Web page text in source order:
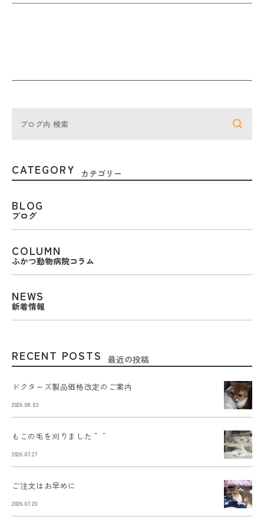
CATEGORY カテゴリー
BLOG
ブログ
COLUMN
ふかつ動物病院コラム
NEWS
新着情報
RECENT POSTS 最近の投稿
ドクターズ製品価格改定のご案内
2026.08.03
もこの毛を刈りました＾＾
2026.07.27
ご注文はお早めに
2026.07.20